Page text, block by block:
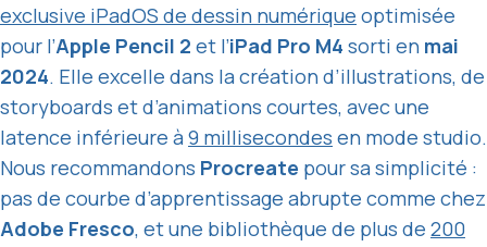
exclusive iPadOS de dessin numérique optimisée
pour l’Apple Pencil 2 et l’iPad Pro M4 sorti en mai
2024. Elle excelle dans la création d’illustrations, de
storyboards et d’animations courtes, avec une
latence inférieure à9 millisecondes en mode studio.
Nous recommandons Procreate pour sa simplicité :
pas de courbe d’apprentissage abrupte comme chez
Adobe Fresco, et une bibliothèque de plus de 200